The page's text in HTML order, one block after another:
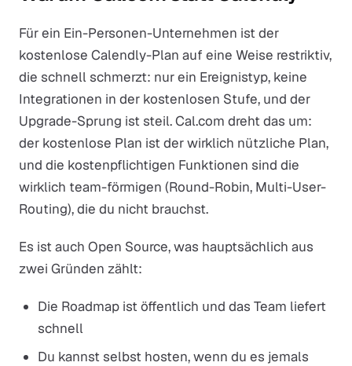
Für ein Ein-Personen-Unternehmen ist der
kostenlose Calendly-Plan auf eine Weise restriktiv,
die schnell schmerzt: nur ein Ereignistyp, keine
Integrationen in der kostenlosen Stufe, und der
Upgrade-Sprung ist steil. Cal.com dreht das um:
der kostenlose Plan ist der wirklich nützliche Plan,
und die kostenpflichtigen Funktionen sind die
wirklich team-förmigen (Round-Robin, Multi-User-
Routing), die du nicht brauchst.
Es ist auch Open Source, was hauptsächlich aus
zwei Gründen zählt:
Die Roadmap ist öffentlich und das Team liefert
schnell
Du kannst selbst hosten, wenn du es jemals